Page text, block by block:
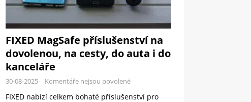
FIXED MagSafe příslušenství na
dovolenou, na cesty, do auta i do
kanceláře
30-08-2025 Komentáře nejsou povolené
FIXED nabízí celkem bohaté příslušenství pro